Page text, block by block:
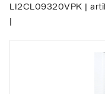
LI2CL09320VPK |
|